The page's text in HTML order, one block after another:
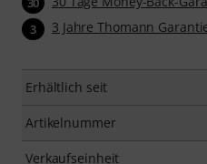
3 3 Jahre Thomann
Erhältlich seit
Artikelnummer
Verkaufseinheit